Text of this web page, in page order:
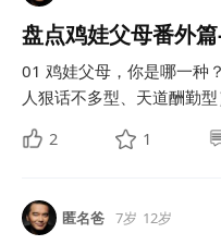
盘点鸡娃父母番外
01 鸡娃父母，你是哪一种
人狠话不多型、天道酬勤
2
1
匿名爸 7岁 12岁